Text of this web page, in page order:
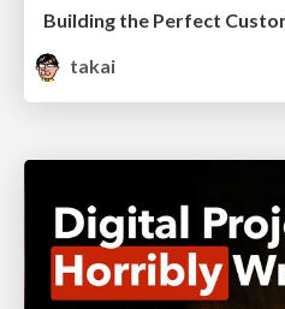
Building the Perfect
takai